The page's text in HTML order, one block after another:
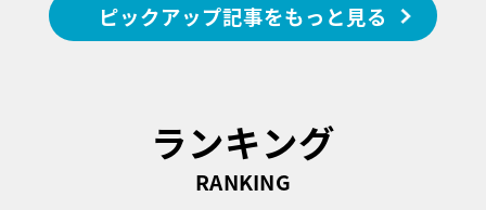
ピックアップ記事をもっと見る
ランキング
RANKING